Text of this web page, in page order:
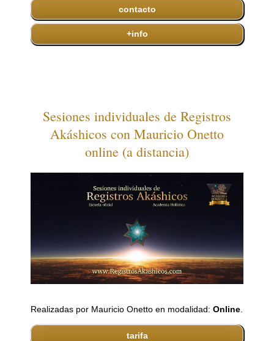
contacto
+info
Sesiones individuales de Registros
Akáshicos con Mauricio Onetto
online (a distancia)
Realizadas por Mauricio Onetto en modalidad: Online
tarifa